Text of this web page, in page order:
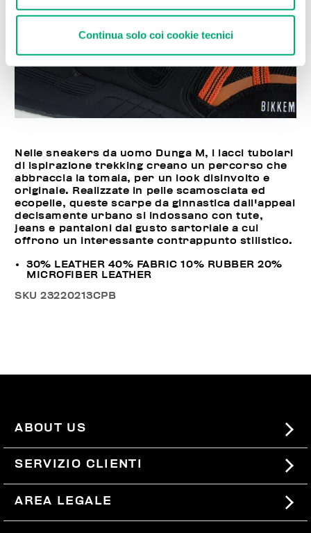
Continua solo coi cookie tecnici
Nelle sneakers da uomo Dunga M, i lacci tubolari
di ispirazione trekking creano un percorso che
abbraccia la tomaia, per un look disinvolto e
originale. Realizzate in pelle scamosciata ed
ecopelle, queste scarpe da ginnastica dall'appeal
decisamente urbano si indossano con tute,
jeans e pantaloni dal gusto sartoriale a cui
offrono un interessante contrappunto stilistico.
30% LEATHER 40% FABRIC 10% RUBBER 20%
MICROFIBER LEATHER
SKU23220213CPB
ABOUT US
#BKKWORLD
SITEMAP
SERVIZIO CLIENTI
SPEDIZIONI
AREA LEGALE